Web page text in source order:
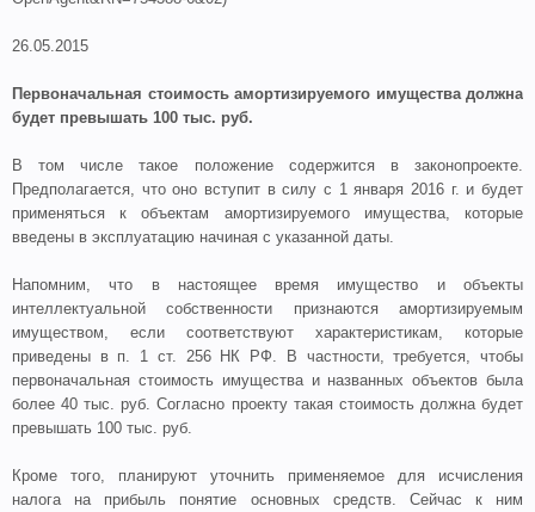
26.05.2015
Первоначальная стоимость амортизируемого имущества должна
будет превышать 100 тыс. руб.
В том числе такое положение содержится в законопроекте.
Предполагается, что оно вступит в силу с 1 января 2016 г. и будет
применяться к объектам амортизируемого имущества, которые
введены в эксплуатацию начиная с указанной даты.
Напомним, что в настоящее время имущество и объекты
интеллектуальной собственности признаются амортизируемым
имуществом, если соответствуют характеристикам, которые
приведены в п. 1 ст. 256 НК РФ. В частности, требуется, чтобы
первоначальная стоимость имущества и названных объектов была
более 40 тыс. руб. Согласно проекту такая стоимость должна будет
превышать 100 тыс. руб.
Кроме того, планируют уточнить применяемое для исчисления
налога на прибыль понятие основных средств. Сейчас к ним